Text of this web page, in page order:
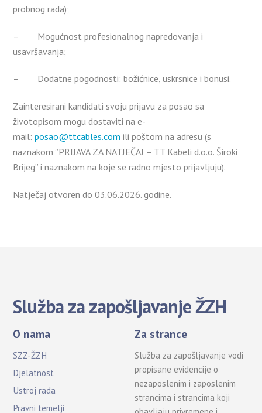
probnog rada);
– Mogućnost profesionalnog napredovanja i
usavršavanja;
– Dodatne pogodnosti: božićnice, uskrsnice i bonusi.
Zainteresirani kandidati svoju prijavu za posao sa
životopisom mogu dostaviti na e-
mail:posao@ttcables.com ili poštom na adresu (s
naznakom ”PRIJAVA ZA NATJEČAJ – TT Kabeli d.o.o. Široki
Brijeg” i naznakom na koje se radno mjesto prijavljuju).
Natječaj otvoren do 03.06.2026. godine.
Služba za zapošljavanje ŽZH
O nama
SZZ-ŽZH
Djelatnost
Ustroj rada
Pravni temelji
Za strance
Služba za zapošljavanje vodi
propisane evidencije o
nezaposlenim i zaposlenim
strancima i strancima koji